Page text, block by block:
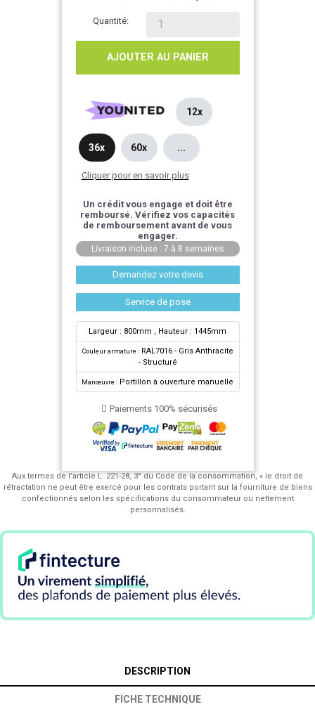
Quantité:
AJOUTER AU PANIER
12x
36x 60x ...
Cliquer pour en savoir plus
Un crédit vous engage et doit être
remboursé. Vérifiez vos capacités
de remboursement avant de vous
engager.
Livraison incluse : 7 à 8 semaines
Demandez votre devis
Service de pose
Largeur : 800mm , Hauteur : 1445mm
Couleur armature : RAL7016 - Gris Anthracite
- Structuré
Manœuvre : Portillon à ouverture manuelle
Paiements 100% sécurisés
Aux termes de l’article L. 221-28, 3° du Code de la consommation, « le droit de
rétractation ne peut être exercé pour les contrats portant sur la fourniture de biens
confectionnés selon les spécifications du consommateur ou nettement
personnalisés.
DESCRIPTION
FICHE TECHNIQUE